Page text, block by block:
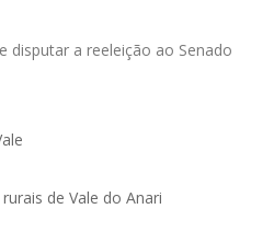
disputar a reeleição ao Senado